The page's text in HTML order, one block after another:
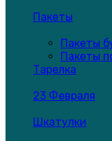
Пакеты
Пакеты
Пакеты
Тарелка
23 Февраля
Шкатулки